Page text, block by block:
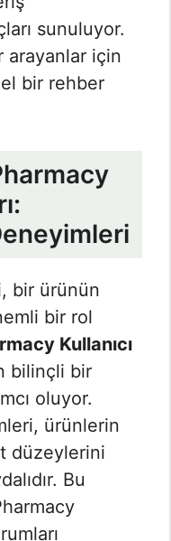
sunuluyor.
arayanlar için
bir rehber
bir ürünün
bir rol
Kullanıcı
bilinçli bir
oluyor.
ürünlerin
düzeylerini
Bu